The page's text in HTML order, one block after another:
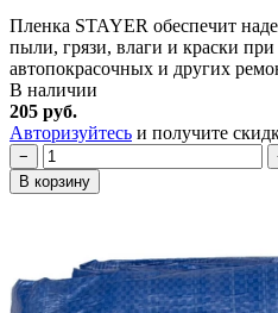
Пленка STAYER обеспечит
пыли, грязи, влаги и краски
автопокрасочных и других
В наличии
205 руб.
Авторизуйтесь и получите
−
В корзину